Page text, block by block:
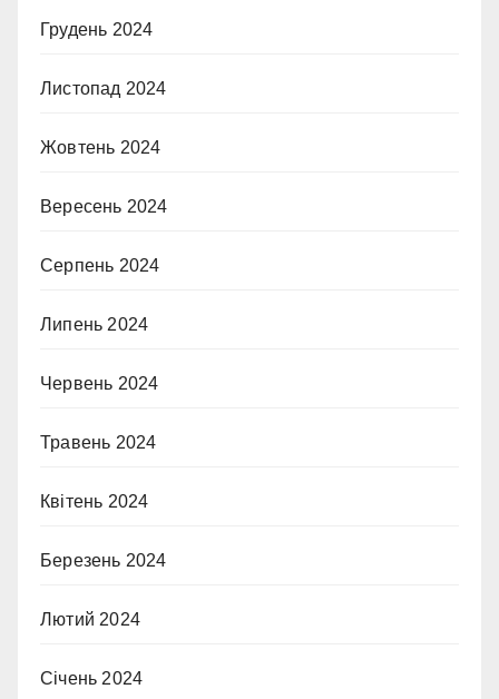
Грудень 2024
Листопад 2024
Жовтень 2024
Вересень 2024
Серпень 2024
Липень 2024
Червень 2024
Травень 2024
Квітень 2024
Березень 2024
Лютий 2024
Січень 2024